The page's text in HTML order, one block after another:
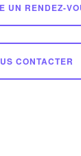
UN RENDEZ-
CONTACTER